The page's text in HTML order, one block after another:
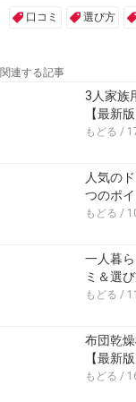
口コミ 選び方
関連する記事
3人家族
【最新版
もどる /
人気の
つのポイ
もどる /
一人暮
ミ＆選
もどる /
布団乾
【最新版
もどる /